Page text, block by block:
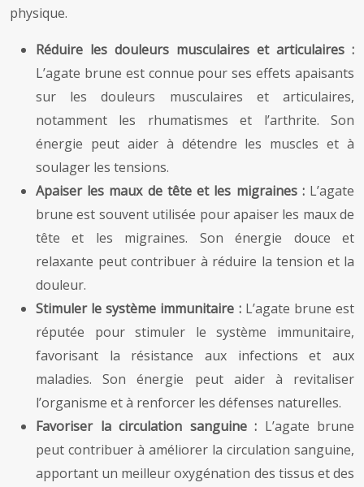
physique.
Réduire les douleurs musculaires et articulaires :
L’agate brune est connue pour ses effets apaisants
sur les douleurs musculaires et articulaires,
notamment les rhumatismes et l’arthrite. Son
énergie peut aider à détendre les muscles et à
soulager les tensions.
Apaiser les maux de tête et les migraines : L’agate
brune est souvent utilisée pour apaiser les maux de
tête et les migraines. Son énergie douce et
relaxante peut contribuer à réduire la tension et la
douleur.
Stimuler le système immunitaire : L’agate brune est
réputée pour stimuler le système immunitaire,
favorisant la résistance aux infections et aux
maladies. Son énergie peut aider à revitaliser
l’organisme et à renforcer les défenses naturelles.
Favoriser la circulation sanguine : L’agate brune
peut contribuer à améliorer la circulation sanguine,
apportant un meilleur oxygénation des tissus et des